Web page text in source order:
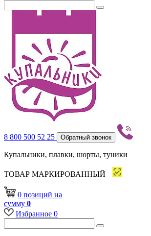
8 800 500 52 25 Обратный звонок
Купальники, плавки, шорты, туники
ТОВАР МАРКИРОВАННЫЙ
0 позиций на
сумму 0
Избранное 0